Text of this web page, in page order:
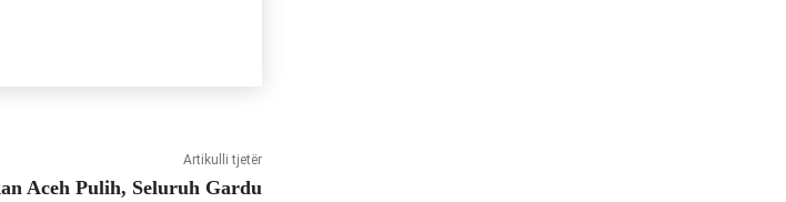
Artikulli tjetër
Aceh Pulih, Seluruh Gardu